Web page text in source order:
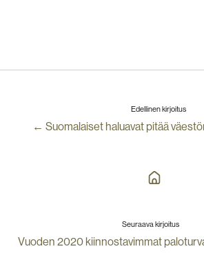
Edellinen kirjoitus
← Suomalaiset haluavat pitää
Seuraava kirjoitus
Vuoden 2020 kiinnostavimmat